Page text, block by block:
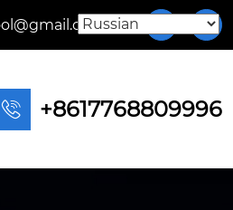

 +8617768809996